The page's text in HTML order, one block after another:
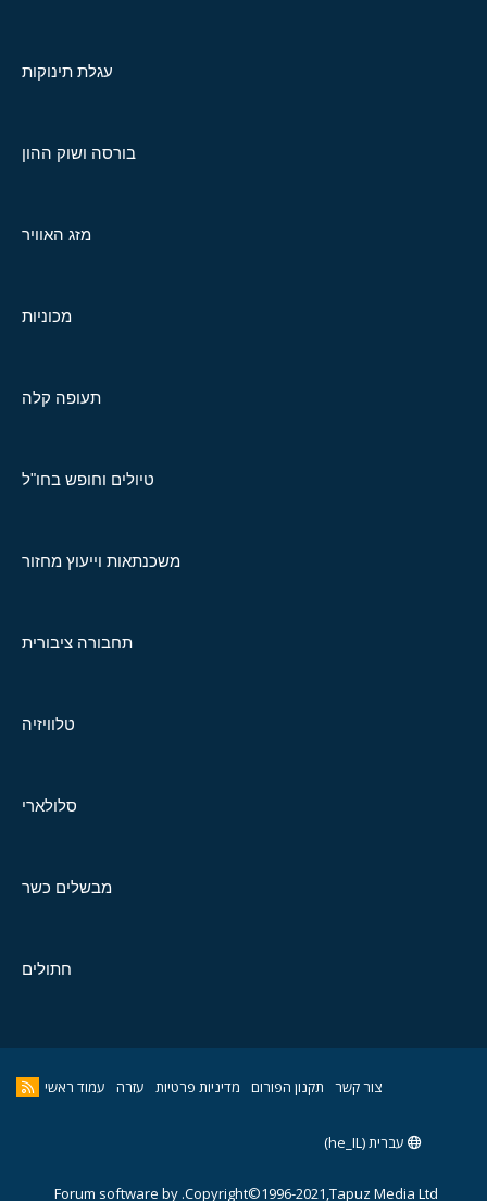
עגלת תינוקות
בורסה ושוק ההון
מזג האוויר
מכוניות
תעופה קלה
טיולים וחופש בחו"ל
משכנתאות וייעוץ מחזור
תחבורה ציבורית
טלוויזיה
סלולארי
מבשלים כשר
חתולים
צור קשר תקנון הפורום מדיניות פרטיות עזרה עמוד ראשי
עברית (he_IL)
Copyright©1996-2021,Tapuz Media Ltd.
Forum software by